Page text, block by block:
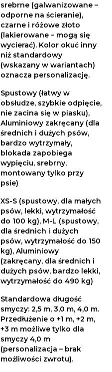
srebrne (galwanizowane –
odporne na ścieranie),
czarne i różowe złoto
(lakierowane – mogą się
wycierać). Kolor okuć inny
niż standardowy
(wskazany w wariantach)
oznacza personalizację.
Spustowy (łatwy w
obsłudze, szybkie odpięcie,
nie zacina się w piasku),
Aluminiowy zakręcany (dla
średnich i dużych psów,
bardzo wytrzymały,
blokada zapobiega
wypięciu, srebrny,
montowany tylko przy
psie)
XS-S (spustowy, dla małych
psów, lekki, wytrzymałość
do 100 kg), M-L (spustowy,
dla średnich i dużych
psów, wytrzymałość do 150
kg), Aluminiowy
(zakręcany, dla średnich i
dużych psów, bardzo lekki,
wytrzymałość do 490 kg)
Standardowa długość
smyczy: 2,5 m, 3,0 m, 4,0 m.
Przedłużenie o +1 m, +2 m,
+3 m możliwe tylko dla
smyczy 4,0 m
(personalizacja – brak
możliwości zwrotu).